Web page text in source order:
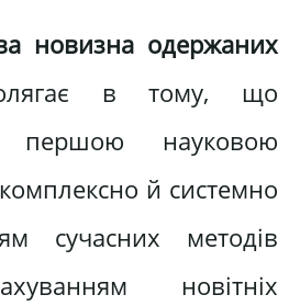
новизна одержаних
в тому, що
першою науковою
й системно
сучасних методів
новітніх